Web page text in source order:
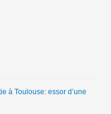
à Toulouse: essor d’une